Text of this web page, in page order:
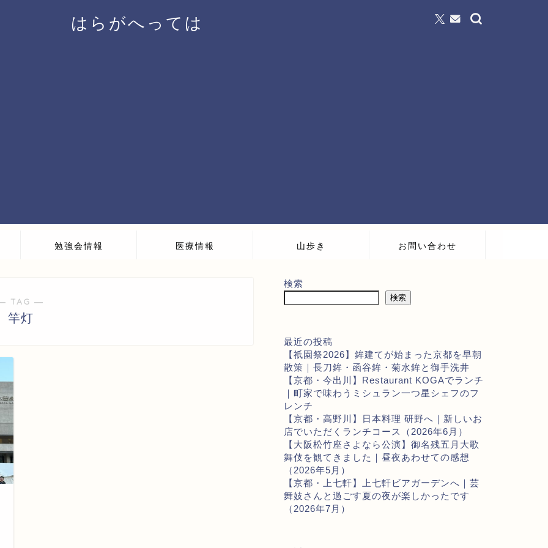
はらがへっては
勉強会情報 医療情報 山歩き お問い合わせ
TAG ―
竿灯
検索
検索
最近の投稿
【祇園祭2026】鉾建てが始まった京都を早朝
散策｜長刀鉾・函谷鉾・菊水鉾と御手洗井
【京都・今出川】Restaurant KOGAでランチ
｜町家で味わうミシュラン一つ星シェフのフ
レンチ
【京都・高野川】日本料理 研野へ｜新しいお
店でいただくランチコース（2026年6月）
【大阪松竹座さよなら公演】御名残五月大歌
舞伎を観てきました｜昼夜あわせての感想
（2026年5月）
【京都・上七軒】上七軒ビアガーデンへ｜芸
舞妓さんと過ごす夏の夜が楽しかったです
（2026年7月）